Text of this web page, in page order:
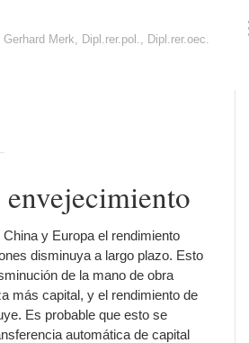
Gerhard Merk, Dipl.rer.pol., Dipl.rer.oec.
y Europa el rendimiento
disminuya a largo plazo. Esto
de la mano de obra
más capital, y el rendimiento de
Es probable que esto se
automática de capital